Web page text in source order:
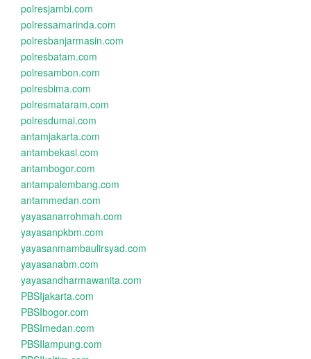
polresjambi.com
polressamarinda.com
polresbanjarmasin.com
polresbatam.com
polresambon.com
polresbima.com
polresmataram.com
polresdumai.com
antamjakarta.com
antambekasi.com
antambogor.com
antampalembang.com
antammedan.com
yayasanarrohmah.com
yayasanpkbm.com
yayasanmambaulirsyad.com
yayasanabm.com
yayasandharmawanita.com
PBSIjakarta.com
PBSIbogor.com
PBSImedan.com
PBSIlampung.com